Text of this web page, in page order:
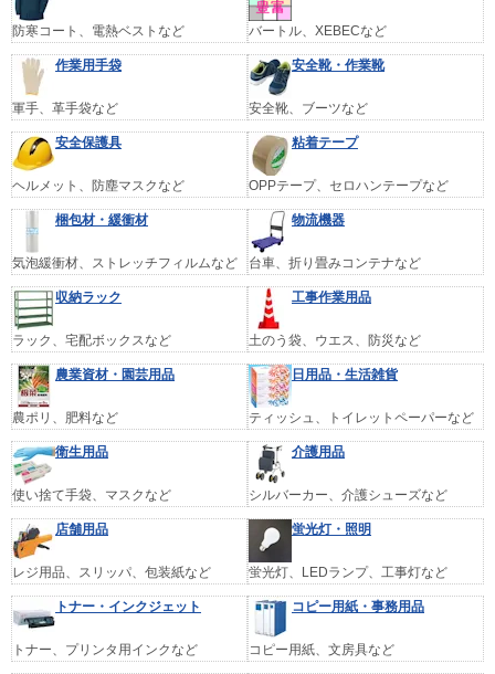
防寒コート、電熱ベストなど バートル、XEBECなど
作業用手袋
軍手、革手袋など
安全靴・作業靴
安全靴、ブーツなど
安全保護具
ヘルメット、防塵マスクなど
粘着テープ
OPPテープ、セロハンテープなど
梱包材・緩衝材
気泡緩衝材、ストレッチフィルムなど
物流機器
台車、折り畳みコンテナなど
収納ラック
ラック、宅配ボックスなど
工事作業用品
土のう袋、ウエス、防災など
農業資材・園芸用品
農ポリ、肥料など
日用品・生活雑貨
ティッシュ、トイレットペーパーなど
衛生用品
使い捨て手袋、マスクなど
介護用品
シルバーカー、介護シューズなど
店舗用品
レジ用品、スリッパ、包装紙など
蛍光灯・照明
蛍光灯、LEDランプ、工事灯など
トナー・インクジェット
トナー、プリンタ用インクなど
コピー用紙・事務用品
コピー用紙、文房具など